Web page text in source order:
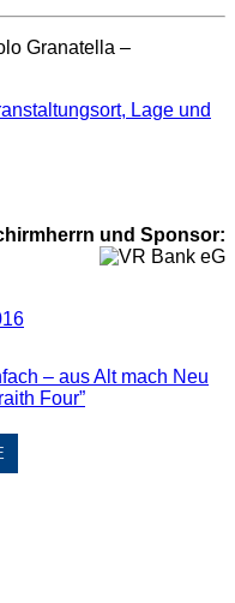
Granatella –
Lage und
und Sponsor:
– aus Alt mach Neu
Four”